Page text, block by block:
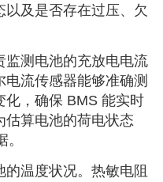
及是否存在过压、欠
监测电池的充放电电流
流传感器能够准确测
化，确保 BMS 能实时
估算电池的荷电状态
温度状况。热敏电阻